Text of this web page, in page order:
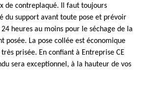
de contreplaqué. Il faut toujours
du support avant toute pose et prévoir
heures au moins pour le séchage de la
posée. La pose collée est économique
prisée. En confiant à Entreprise CE
sera exceptionnel, à la hauteur de vos